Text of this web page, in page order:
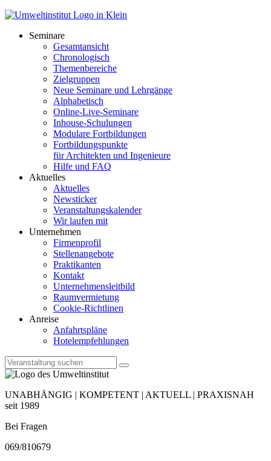
Seminare
Gesamtansicht
Chronologisch
Themenbereiche
Zielgruppen
Neue Seminare und Lehrgänge
Alphabetisch
Online-Live-Seminare
Inhouse-Schulungen
Modulare Fortbildungen
Fortbildungspunkte
für Architekten und Ingenieure
Hilfe und FAQ
Aktuelles
Aktuelles
Newsticker
Veranstaltungskalender
Wir laufen mit
Unternehmen
Firmenprofil
Stellenangebote
Praktikanten
Kontakt
Unternehmensleitbild
Raumvermietung
Cookie-Richtlinen
Anreise
Anfahrtspläne
Hotelempfehlungen
UNABHÄNGIG | KOMPETENT | AKTUELL | PRAXISNAH
seit 1989
Bei Fragen
069/810679